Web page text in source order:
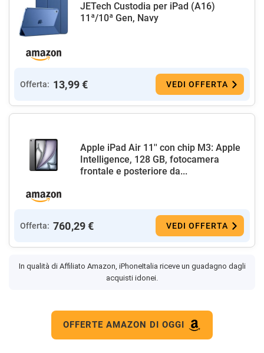
JETech Custodia per iPad (A16)
11ª/10ª Gen, Navy
Offerta: 13,99 € VEDI OFFERTA
Apple iPad Air 11'' con chip M3: Apple
Intelligence, 128 GB, fotocamera
frontale e posteriore da...
Offerta: 760,29 € VEDI OFFERTA
In qualità di Affiliato Amazon, iPhoneItalia riceve un guadagno dagli
acquisti idonei.
OFFERTE AMAZON DI OGGI